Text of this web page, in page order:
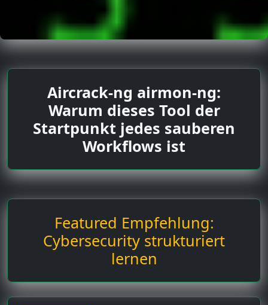
Aircrack-ng airmon-ng:
Warum dieses Tool der
Startpunkt jedes sauberen
Workflows ist
Featured Empfehlung:
Cybersecurity strukturiert
lernen